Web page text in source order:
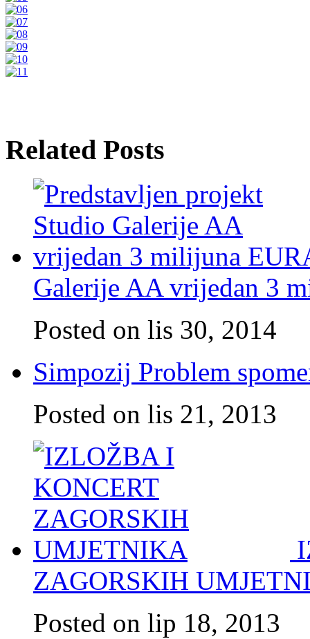
Related Posts
Galerije AA vrijedan 3
Posted on lis 30, 2014
Simpozij Problem
Posted on lis 21, 2013
ZAGORSKIH
Posted on lip 18, 2013